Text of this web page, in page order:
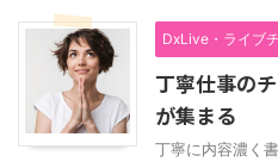
DxLive・ライブ
丁寧仕事の
が集まる
丁寧に内容濃く